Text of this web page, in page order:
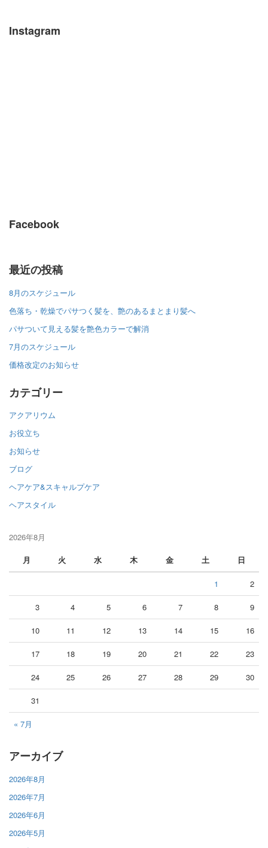
Instagram
Facebook
最近の投稿
8月のスケジュール
色落ち・乾燥でパサつく髪を、艶のあるまとまり髪へ
パサついて見える髪を艶色カラーで解消
7月のスケジュール
価格改定のお知らせ
カテゴリー
アクアリウム
お役立ち
お知らせ
ブログ
ヘアケア&スキャルプケア
ヘアスタイル
2026年8月
月
火 水 木 金 土 日
« 7月
1 2
3 4 5 6 7 8 9
10 11 12 13 14 15 16
17 18 19 20 21 22 23
24 25 26 27 28 29 30
31
アーカイブ
2026年8月
2026年7月
2026年6月
2026年5月